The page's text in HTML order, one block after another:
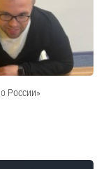
России»